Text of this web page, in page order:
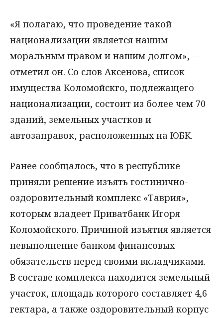
«Я полагаю, что проведение такой
национализации является нашим
моральным правом и нашим долгом», —
отметил он. Со слов Аксенова, список
имущества Коломойскго, подлежащего
национализации, состоит из более чем 70
зданий, земельных участков и
автозаправок, расположенных на ЮБК.
Ранее сообщалось, что в республике
приняли решение изъять гостинично-
оздоровительный комплекс «Таврия»,
которым владеет Приватбанк Игоря
Коломойского. Причиной изъятия является
невыполнение банком финансовых
обязательств перед своими вкладчиками.
В составе комплекса находится земельный
участок, площадь которого составляет 4,6
гектара, а также оздоровительный корпус